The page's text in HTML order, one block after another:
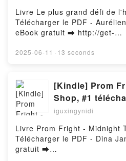
Livre Le plus grand défi de
Télécharger le PDF -
eBook gratuit ➡ http://get-
ligne Le plus grand défi de
Aurélien Barrau PDF, Le
de l'humanité Aurélien
défi de l'histoire de
en ligne , Le plus grand défi
l'humanité Aurélien Barrau
défi de l'histoire de
Le plus grand défi de
Aurélien Barrau Kindle, Le
2025-06-11 · 13 seconds
[Kindle] Prom
Shop, #1
iguxingynidi
Livre Prom Fright - Midnight
Télécharger le PDF - Dina
gratuit ➡